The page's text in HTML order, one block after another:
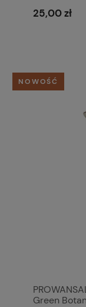
25,00 zł
Green
NOWOŚĆ